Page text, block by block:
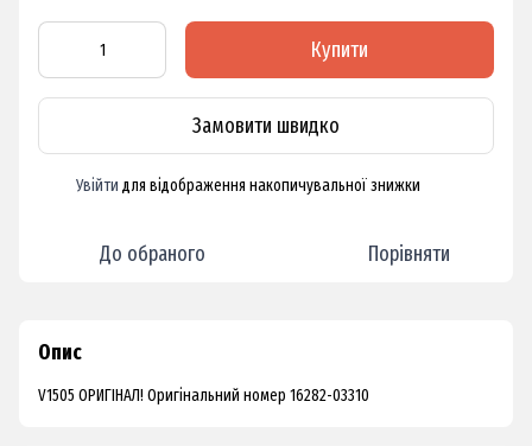
Купити
Замовити швидко
Увійти для відображення накопичувальної знижки
До обраного Порівняти
Опис
V1505 ОРИГІНАЛ! Оригінальний номер 16282-03310